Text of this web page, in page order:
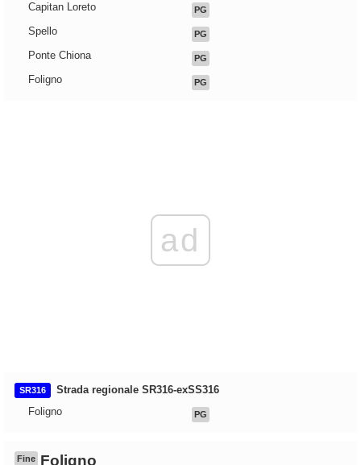
Capitan Loreto PG
Spello PG
Ponte Chiona PG
Foligno PG
ad
SR316
Strada regionale SR316-exSS316
Foligno
PG
Fine Foligno